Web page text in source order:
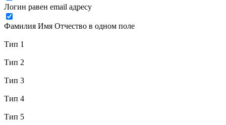
Логин равен email адресу
Фамилия Имя Отчество в одном поле
Тип 1
Тип 2
Тип 3
Тип 4
Тип 5